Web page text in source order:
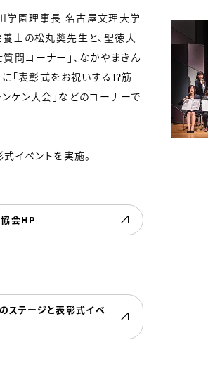
園理事長 名古屋文理大学
士の松丸奬先生と、聖徳大
コーナー」、なかやまきん
に「表彰式をお祝いする!?筋
ケン大会」などのコーナーで
イベントを実施。
会HP
ステージと表彰式イベ